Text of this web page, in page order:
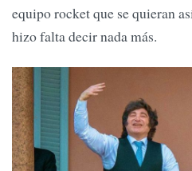
equipo rocket que se quieran
hizo falta decir nada más.